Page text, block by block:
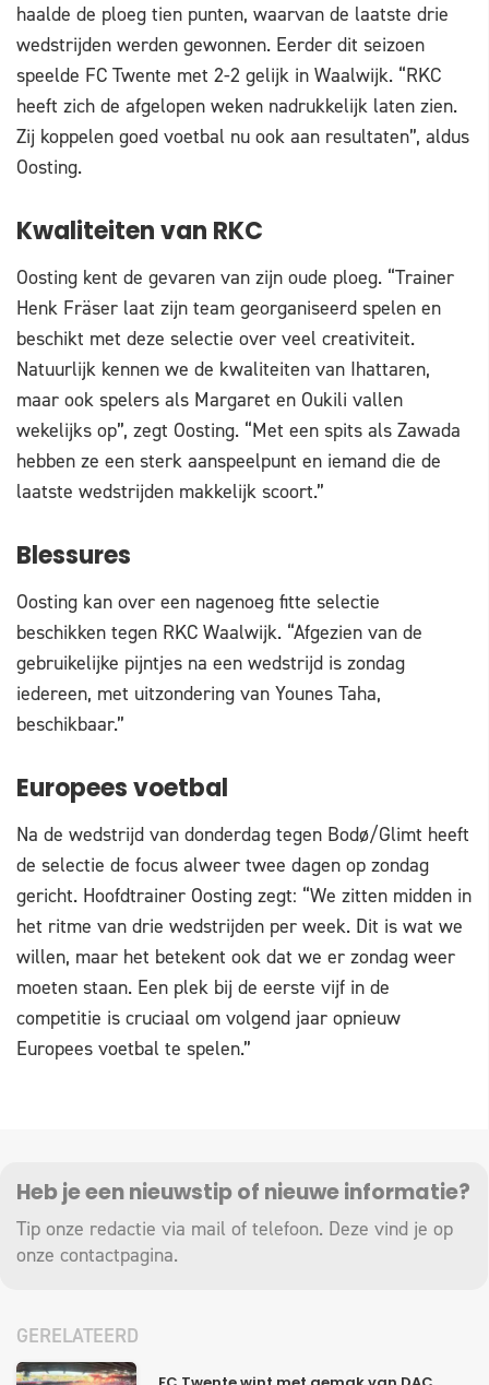
haalde de ploeg tien punten, waarvan de laatste drie
wedstrijden werden gewonnen. Eerder dit seizoen
speelde FC Twente met 2-2 gelijk in Waalwijk. “RKC
heeft zich de afgelopen weken nadrukkelijk laten zien.
Zij koppelen goed voetbal nu ook aan resultaten”, aldus
Oosting.
Kwaliteiten van RKC
Oosting kent de gevaren van zijn oude ploeg. “Trainer
Henk Fräser laat zijn team georganiseerd spelen en
beschikt met deze selectie over veel creativiteit.
Natuurlijk kennen we de kwaliteiten van Ihattaren,
maar ook spelers als Margaret en Oukili vallen
wekelijks op”, zegt Oosting. “Met een spits als Zawada
hebben ze een sterk aanspeelpunt en iemand die de
laatste wedstrijden makkelijk scoort.”
Blessures
Oosting kan over een nagenoeg fitte selectie
beschikken tegen RKC Waalwijk. “Afgezien van de
gebruikelijke pijntjes na een wedstrijd is zondag
iedereen, met uitzondering van Younes Taha,
beschikbaar.”
Europees voetbal
Na de wedstrijd van donderdag tegen Bodø/Glimt heeft
de selectie de focus alweer twee dagen op zondag
gericht. Hoofdtrainer Oosting zegt: “We zitten midden in
het ritme van drie wedstrijden per week. Dit is wat we
willen, maar het betekent ook dat we er zondag weer
moeten staan. Een plek bij de eerste vijf in de
competitie is cruciaal om volgend jaar opnieuw
Europees voetbal te spelen.”
Heb je een nieuwstip of nieuwe informatie?
Tip onze redactie via mail of telefoon. Deze vind je op
onze contactpagina.
GERELATEERD